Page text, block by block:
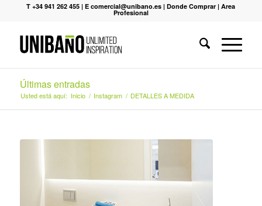
T +34 941 262 455 |E comercial@unibano.es |Donde Comprar |Area
Profesional
Últimas entradas
Usted está aquí: Inicio / Instagram / DETALLES A MEDIDA